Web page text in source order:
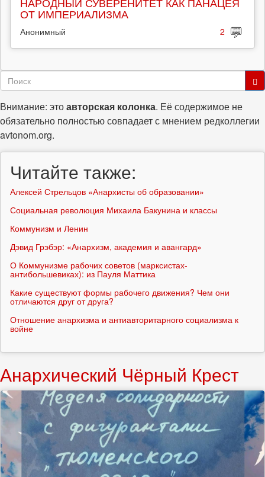
ОТ ИМПЕРИАЛИЗМА
Анонимный 2
Форма
поиска
Внимание: этоавторская колонка. Её содержимое не
обязательно полностью совпадает с мнением редколлегии
avtonom.org.
Читайте также:
Алексей Стрельцов «Анархисты об образовании»
Социальная революция Михаила Бакунина и классы
Коммунизм и Ленин
Дэвид Грэбэр: «Анархизм, академия и авангард»
О Коммунизме рабочих советов (марксистах-
антибольшевиках): из Пауля Маттика
Какие существуют формы рабочего движения? Чем они
отличаются друг от друга?
Отношение анархизма и антиавторитарного социализма к
войне
Анархический Чёрный Крест